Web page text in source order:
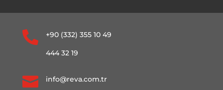
 +90 (332) 355 10 49
444 32 19
 info@reva.com.tr